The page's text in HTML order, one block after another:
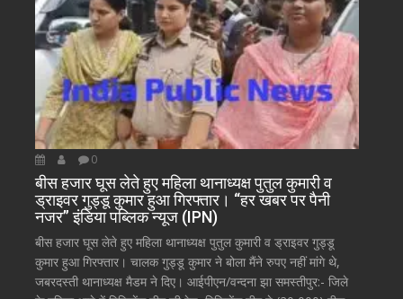
0
बीस हजार घूस लेते हुए महिला थानाध्यक्ष पुतुल कुमारी व
ड्राइवर गुड्डू कुमार हुआ गिरफ्तार। “हर खबर पर पैनी
नजर” इंडिया पब्लिक न्यूज (IPN)
बीस हजार घूस लेते हुए महिला थानाध्यक्ष पुतुल कुमारी व ड्राइवर गुड्डू
कुमार हुआ गिरफ्तार। चालक गुड्डू कुमार ने बोला मैंने रुपए नहीं मांगे थे,
जबरदस्ती थानाध्यक्ष मैडम ने दिए। आईपीएन/वन्दना झा समस्तीपुर:- जिले